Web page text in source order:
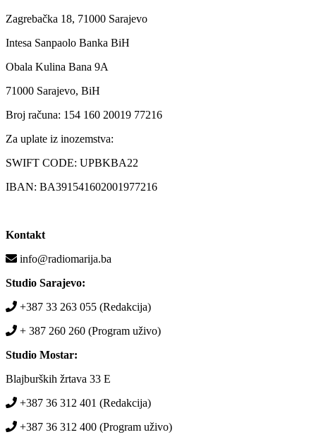
Zagrebačka 18, 71000 Sarajevo
Intesa Sanpaolo Banka BiH
Obala Kulina Bana 9A
71000 Sarajevo, BiH
Broj računa: 154 160 20019 77216
Za uplate iz inozemstva:
SWIFT CODE: UPBKBA22
IBAN: BA391541602001977216
Kontakt
info@radiomarija.ba
Studio Sarajevo:
+387 33 263 055 (Redakcija)
+ 387 260 260 (Program uživo)
Studio Mostar:
Blajburških žrtava 33 E
+387 36 312 401 (Redakcija)
+387 36 312 400 (Program uživo)